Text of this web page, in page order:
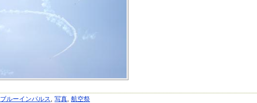
ブルーインパルス, 写真, 航空祭